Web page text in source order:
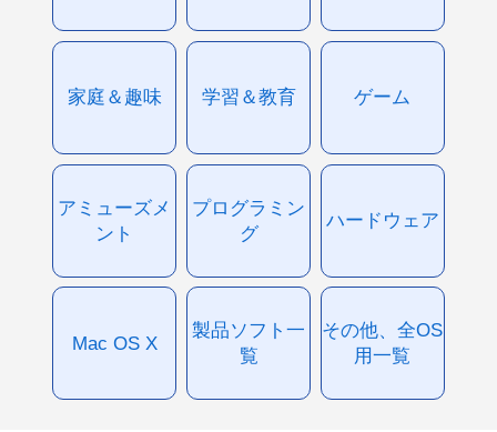
家庭＆趣味 学習＆教育 ゲーム
アミューズメ
ント
プログラミン
グ
ハードウェア
Mac OS X
製品ソフト一
覧
その他、全OS
用一覧